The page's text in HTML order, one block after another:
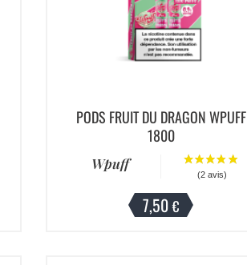
PODS FRUIT DU DRAGON WPUFF
1800
Wpuff
7,50€